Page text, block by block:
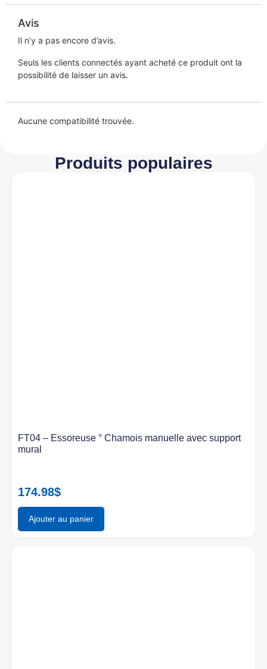
Avis
Il n’y a pas encore d’avis.
Seuls les clients connectés ayant acheté ce produit ont la
possibilité de laisser un avis.
Aucune compatibilité trouvée.
Produits populaires
FT04 – Essoreuse ° Chamois manuelle avec support
mural
174.98$
Ajouter au panier